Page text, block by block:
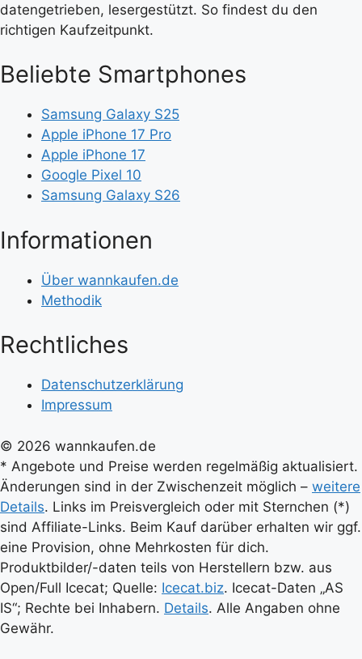
datengetrieben, lesergestützt. So findest du den
richtigen Kaufzeitpunkt.
Beliebte Smartphones
Samsung Galaxy S25
Apple iPhone 17 Pro
Apple iPhone 17
Google Pixel 10
Samsung Galaxy S26
Informationen
Über wannkaufen.de
Methodik
Rechtliches
Datenschutzerklärung
Impressum
© 2026 wannkaufen.de
* Angebote und Preise werden regelmäßig aktualisiert.
Änderungen sind in der Zwischenzeit möglich – weitere
Details. Links im Preisvergleich oder mit Sternchen (*)
sind Affiliate-Links. Beim Kauf darüber erhalten wir ggf.
eine Provision, ohne Mehrkosten für dich.
Produktbilder/-daten teils von Herstellern bzw. aus
Open/Full Icecat; Quelle: Icecat.biz. Icecat-Daten „AS
IS“; Rechte bei Inhabern. Details. Alle Angaben ohne
Gewähr.